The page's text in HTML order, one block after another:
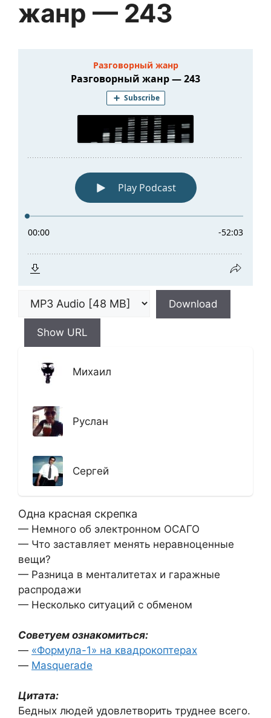
жанр — 243
Download
Show URL
Михаил
Руслан
Сергей
Одна красная скрепка
— Немного об электронном ОСАГО
— Что заставляет менять неравноценные
вещи?
— Разница в менталитетах и гаражные
распродажи
— Несколько ситуаций с обменом
Советуем ознакомиться:
— «Формула-1» на квадрокоптерах
— Masquerade
Цитата:
Бедных людей удовлетворить труднее всего.